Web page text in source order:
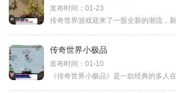
发布时间：01-23
传奇世界小极品
发布时间：01-10